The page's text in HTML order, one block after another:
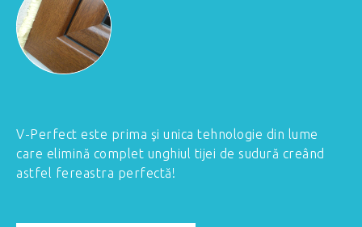
V-Perfect este prima şi unica tehnologie din lume
care elimină complet unghiul tijei de sudură creând
astfel fereastra perfectă!